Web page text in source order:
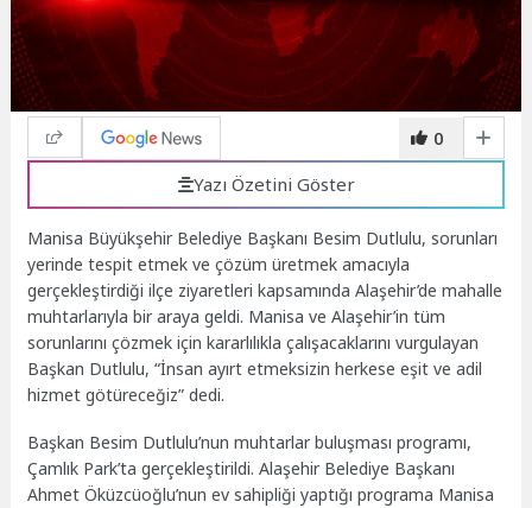
0
Yazı Özetini Göster
Manisa Büyükşehir Belediye Başkanı Besim Dutlulu, sorunları
yerinde tespit etmek ve çözüm üretmek amacıyla
gerçekleştirdiği ilçe ziyaretleri kapsamında Alaşehir’de mahalle
muhtarlarıyla bir araya geldi. Manisa ve Alaşehir’in tüm
sorunlarını çözmek için kararlılıkla çalışacaklarını vurgulayan
Başkan Dutlulu, “İnsan ayırt etmeksizin herkese eşit ve adil
hizmet götüreceğiz” dedi.
Başkan Besim Dutlulu’nun muhtarlar buluşması programı,
Çamlık Park’ta gerçekleştirildi. Alaşehir Belediye Başkanı
Ahmet Öküzcüoğlu’nun ev sahipliği yaptığı programa Manisa